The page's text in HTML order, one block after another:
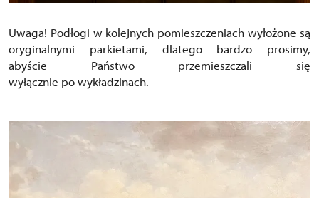
Uwaga! Podłogi w kolejnych pomieszczeniach wyłożone są
oryginalnymi parkietami, dlatego bardzo prosimy,
abyście Państwo przemieszczali się
wyłącznie po wykładzinach.